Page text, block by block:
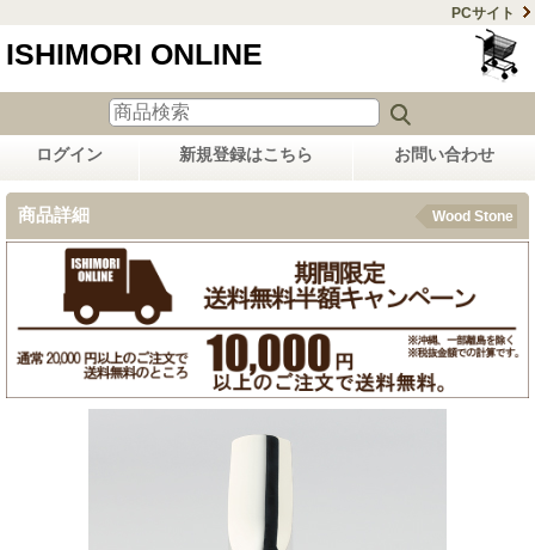
PCサイト
ISHIMORI ONLINE
ログイン 新規登録はこちら お問い合わせ
商品詳細 Wood Stone